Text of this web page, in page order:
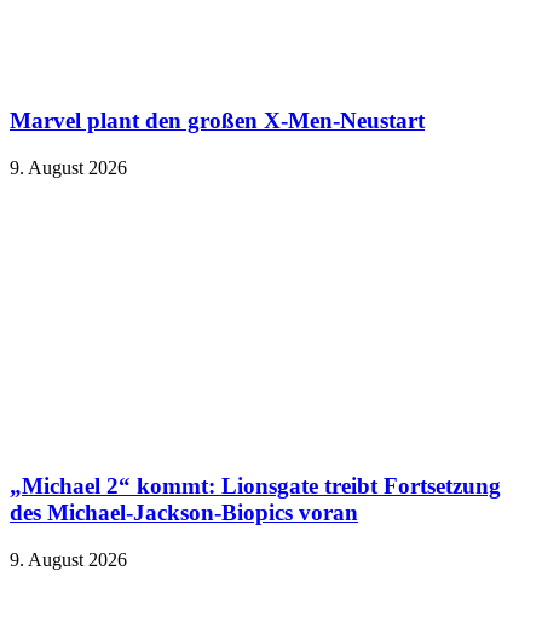
Marvel plant den großen X-Men-Neustart
9. August 2026
„Michael 2“ kommt: Lionsgate treibt Fortsetzung
des Michael-Jackson-Biopics voran
9. August 2026